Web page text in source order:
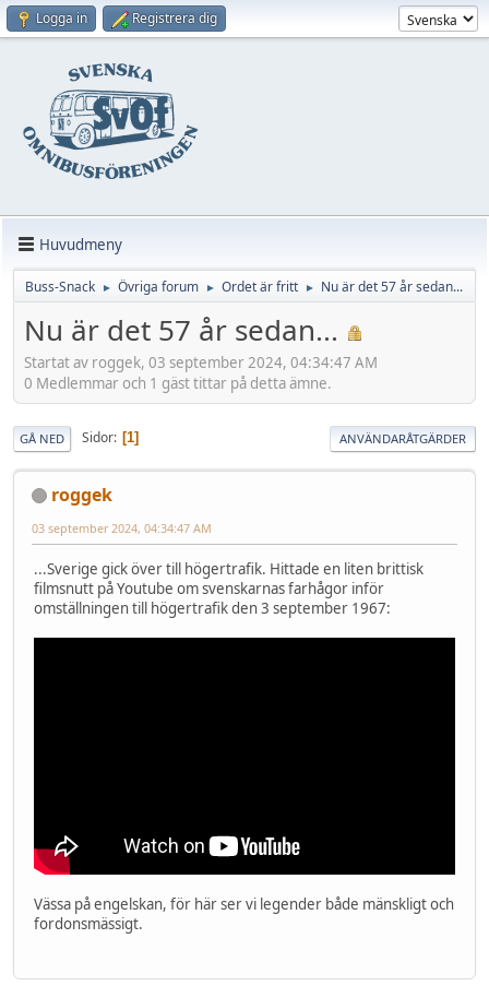
Logga in Registrera dig
Huvudmeny
Buss-Snack ► Övriga forum ► Ordet är fritt ► Nu är det 57 år sedan...
Nu är det 57 år sedan...
Startat av roggek, 03 september 2024, 04:34:47 AM
0 Medlemmar och 1 gäst tittar på detta ämne.
GÅ NED Sidor 1 ANVÄNDARÅTGÄRDER
roggek
03 september 2024, 04:34:47 AM
...Sverige gick över till högertrafik. Hittade en liten brittisk
filmsnutt på Youtube om svenskarnas farhågor inför
omställningen till högertrafik den 3 september 1967:
Vässa på engelskan, för här ser vi legender både mänskligt och
fordonsmässigt.